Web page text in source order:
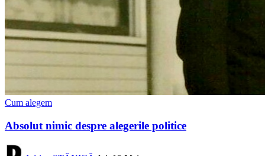
Cum alegem
Absolut nimic despre alegerile politice